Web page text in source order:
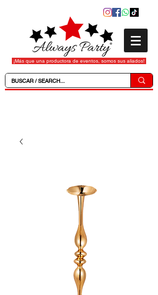
¡Más que una productora de eventos, somos sus aliados!